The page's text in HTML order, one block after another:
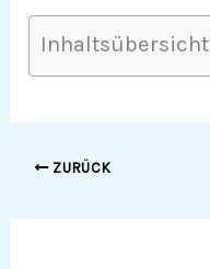
Inhaltsübersicht
ZURÜCK